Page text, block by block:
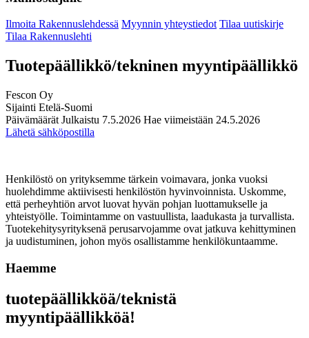
Ilmoita Rakennuslehdessä Myynnin yhteystiedot Tilaa uutiskirje
Tilaa Rakennuslehti
Tuotepäällikkö/tekninen myyntipäällikkö
Fescon Oy
Sijainti Etelä-Suomi
Päivämäärät Julkaistu 7.5.2026 Hae viimeistään 24.5.2026
Lähetä sähköpostilla
Henkilöstö on yrityksemme tärkein voimavara, jonka vuoksi
huolehdimme aktiivisesti henkilöstön hyvinvoinnista. Uskomme,
että perheyhtiön arvot luovat hyvän pohjan luottamukselle ja
yhteistyölle. Toimintamme on vastuullista, laadukasta ja turvallista.
Tuotekehitysyrityksenä perusarvojamme ovat jatkuva kehittyminen
ja uudistuminen, johon myös osallistamme henkilökuntaamme.
Haemme
tuotepäällikköä/teknistä
myyntipäällikköä!